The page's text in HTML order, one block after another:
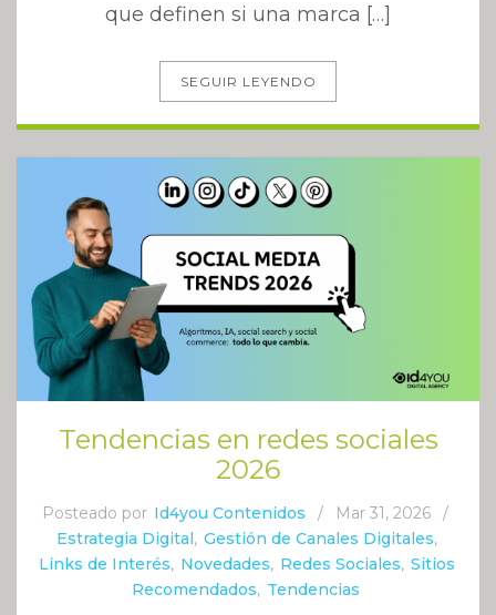
que definen si una marca […]
SEGUIR LEYENDO
Tendencias en redes sociales
2026
Posteado por Id4you Contenidos / Mar 31, 2026
/
Estrategia Digital, Gestión de Canales Digitales,
Links de Interés, Novedades, Redes Sociales, Sitios
Recomendados, Tendencias